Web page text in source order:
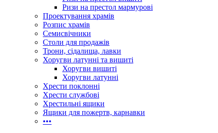
Ризи на престол мармурові
Проектування храмів
Розпис храмів
Семисвічники
Столи для продажів
Трони, сідалища, лавки
Хоругви латунні та вишиті
Хоругви вишиті
Хоругви латунні
Хрести поклонні
Хрести службові
Хрестильні ящики
Ящики для пожертв, карнавки
•••